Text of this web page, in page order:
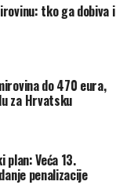
tko ga dobiva i
do 470 eura,
za Hrvatsku
Veća 13.
penalizacije